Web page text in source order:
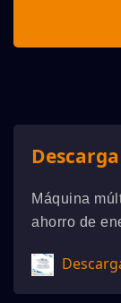
Máquina
ahorro de